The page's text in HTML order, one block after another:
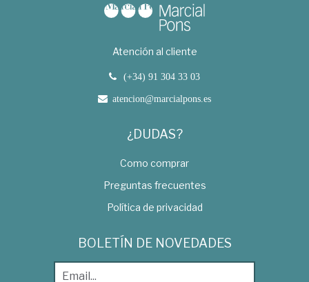
Atención al cliente
(+34) 91 304 33 03
atencion@marcialpons.es
¿DUDAS?
Como comprar
Preguntas frecuentes
Política de privacidad
BOLETÍN DE NOVEDADES